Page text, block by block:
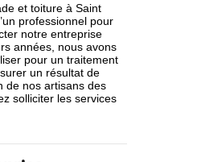
et toiture à Saint
professionnel pour
notre entreprise
années, nous avons
pour un traitement
un résultat de
de nos artisans des
solliciter les services